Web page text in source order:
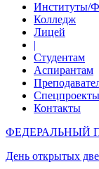
Институты/
Колледж
Лицей
|
Студентам
Аспирантам
Спецпроекты
Контакты
ФЕДЕРАЛЬНЫЙ
День открытых